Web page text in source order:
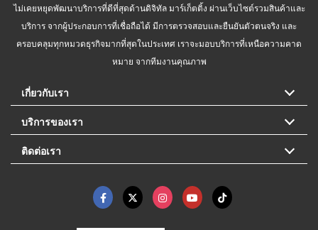
ไม่เคยหยุดพัฒนาบริการที่ดีที่สุดด้านดิจิทัล มาร์เก็ตติ้ง ผ่านเว็บไซต์รวมสินค้าและ
บริการ จากผู้ประกอบการที่เชื่อถือได้ มีการตรวจสอบและยืนยันตัวตนจริง และ
ครอบคลุมทุกหมวดธุรกิจมากที่สุดในประเทศ เราจะมอบบริการที่เหนือความคาด
หมาย จากทีมงานคุณภาพ
เกี่ยวกับเรา
บริการของเรา
ติดต่อเรา